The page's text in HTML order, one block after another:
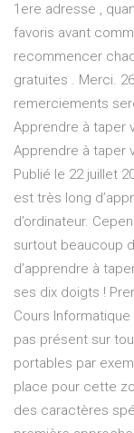
1ere adresse ,
favoris avant
recommencer
gratuites . Merci.
remerciements
Apprendre à taper
Apprendre à taper
Publié le 22 juillet
est très long
d’ordinateur.
surtout beaucoup
d’apprendre à
ses dix doigts !
Cours
pas présent sur
portables par
place pour cette
des caractères